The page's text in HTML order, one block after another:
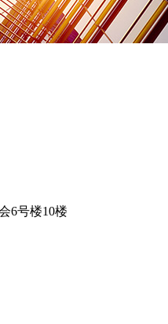
6号楼10楼